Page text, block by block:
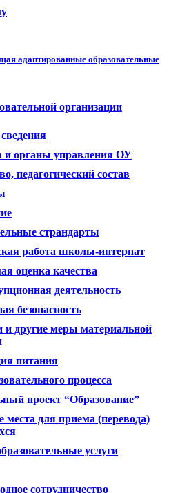
адаптированные образовательные
организации
и органы управления ОУ
педагогический состав
страндарты
работа школы-интернат
оценка качества
деятельность
безопасность
и другие меры материальной
питания
процесса
проект “Образование”
места для приема (перевода)
услуги
сотрудничество